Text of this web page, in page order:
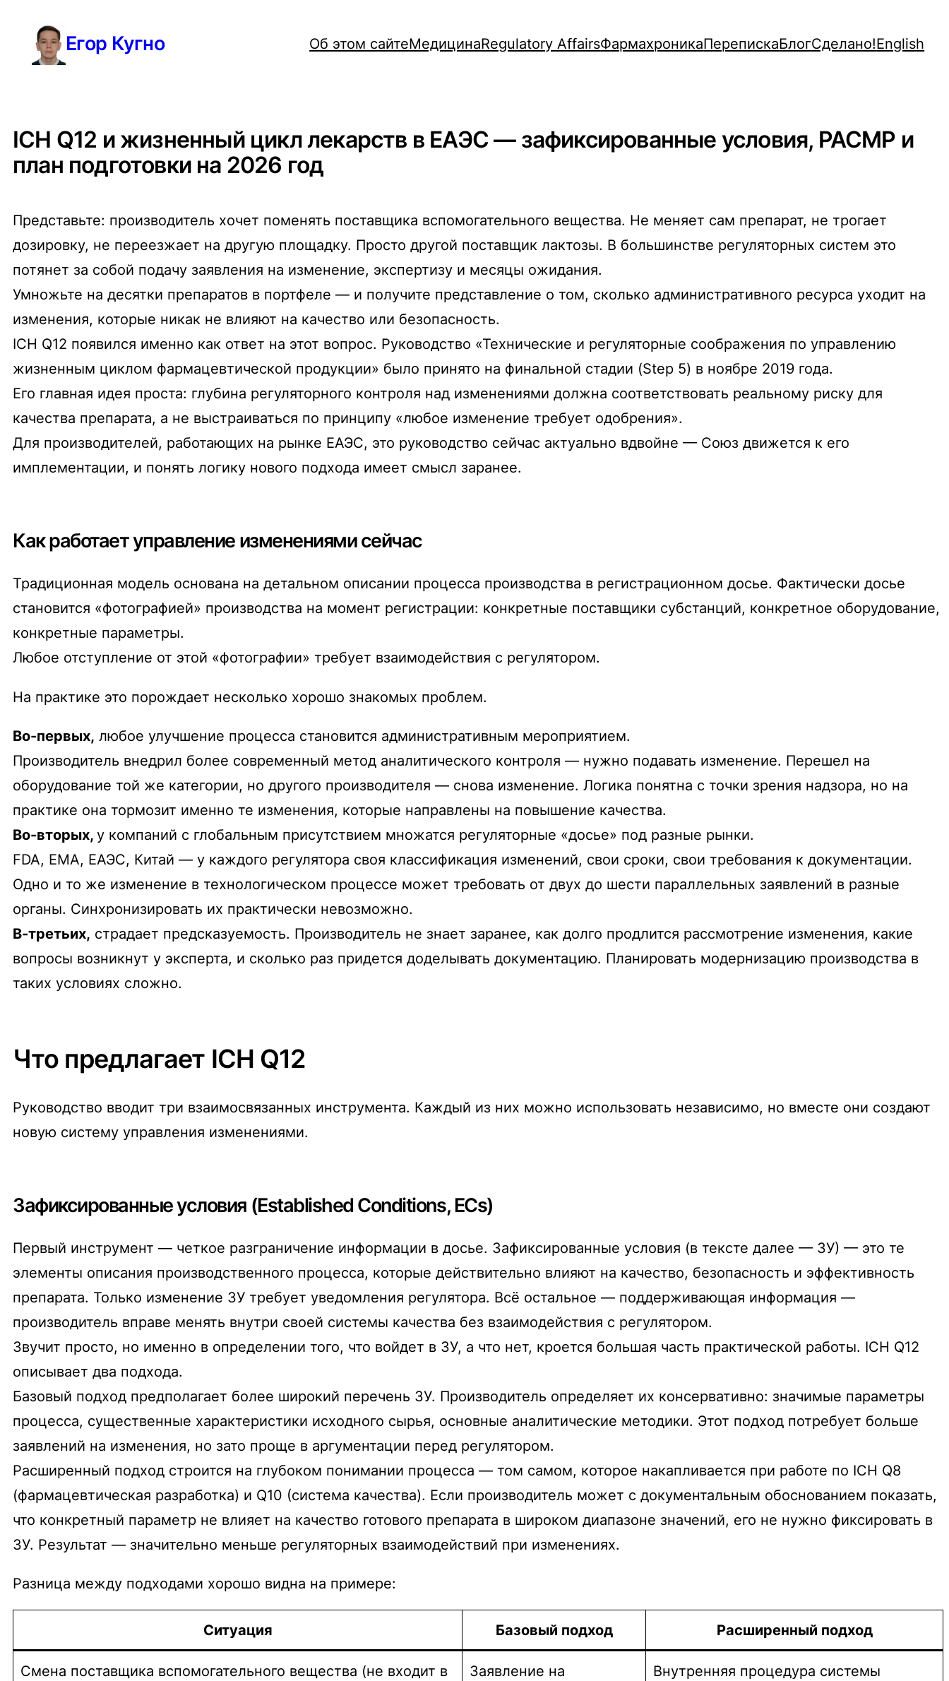
содержимому
Егор Кугно Об этом сайтеМедицинаRegulatory AffairsФармахроникаПерепискаБлогСделано!English
ICH Q12 и жизненный цикл лекарств в ЕАЭС — зафиксированные условия, PACMP и
план подготовки на 2026 год
Представьте: производитель хочет поменять поставщика вспомогательного вещества. Не меняет сам препарат, не трогает
дозировку, не переезжает на другую площадку. Просто другой поставщик лактозы. В большинстве регуляторных систем это
потянет за собой подачу заявления на изменение, экспертизу и месяцы ожидания.
Умножьте на десятки препаратов в портфеле — и получите представление о том, сколько административного ресурса уходит на
изменения, которые никак не влияют на качество или безопасность.
ICH Q12 появился именно как ответ на этот вопрос. Руководство «Технические и регуляторные соображения по управлению
жизненным циклом фармацевтической продукции» было принято на финальной стадии (Step 5) в ноябре 2019 года.
Его главная идея проста: глубина регуляторного контроля над изменениями должна соответствовать реальному риску для
качества препарата, а не выстраиваться по принципу «любое изменение требует одобрения».
Для производителей, работающих на рынке ЕАЭС, это руководство сейчас актуально вдвойне — Союз движется к его
имплементации, и понять логику нового подхода имеет смысл заранее.
Как работает управление изменениями сейчас
Традиционная модель основана на детальном описании процесса производства в регистрационном досье. Фактически досье
становится «фотографией» производства на момент регистрации: конкретные поставщики субстанций, конкретное оборудование,
конкретные параметры.
Любое отступление от этой «фотографии» требует взаимодействия с регулятором.
На практике это порождает несколько хорошо знакомых проблем.
Во-первых, любое улучшение процесса становится административным мероприятием.
Производитель внедрил более современный метод аналитического контроля — нужно подавать изменение. Перешел на
оборудование той же категории, но другого производителя — снова изменение. Логика понятна с точки зрения надзора, но на
практике она тормозит именно те изменения, которые направлены на повышение качества.
Во-вторых, у компаний с глобальным присутствием множатся регуляторные «досье» под разные рынки.
FDA, EMA, ЕАЭС, Китай — у каждого регулятора своя классификация изменений, свои сроки, свои требования к документации.
Одно и то же изменение в технологическом процессе может требовать от двух до шести параллельных заявлений в разные
органы. Синхронизировать их практически невозможно.
В-третьих, страдает предсказуемость. Производитель не знает заранее, как долго продлится рассмотрение изменения, какие
вопросы возникнут у эксперта, и сколько раз придется доделывать документацию. Планировать модернизацию производства в
таких условиях сложно.
Что предлагает ICH Q12
Руководство вводит три взаимосвязанных инструмента. Каждый из них можно использовать независимо, но вместе они создают
новую систему управления изменениями.
Зафиксированные условия (Established Conditions, ECs)
Первый инструмент — четкое разграничение информации в досье. Зафиксированные условия (в тексте далее — ЗУ) — это те
элементы описания производственного процесса, которые действительно влияют на качество, безопасность и эффективность
препарата. Только изменение ЗУ требует уведомления регулятора. Всё остальное — поддерживающая информация —
производитель вправе менять внутри своей системы качества без взаимодействия с регулятором.
Звучит просто, но именно в определении того, что войдет в ЗУ, а что нет, кроется большая часть практической работы. ICH Q12
описывает два подхода.
Базовый подход предполагает более широкий перечень ЗУ. Производитель определяет их консервативно: значимые параметры
процесса, существенные характеристики исходного сырья, основные аналитические методики. Этот подход потребует больше
заявлений на изменения, но зато проще в аргументации перед регулятором.
Расширенный подход строится на глубоком понимании процесса — том самом, которое накапливается при работе по ICH Q8
(фармацевтическая разработка) и Q10 (система качества). Если производитель может с документальным обоснованием показать,
что конкретный параметр не влияет на качество готового препарата в широком диапазоне значений, его не нужно фиксировать в
ЗУ. Результат — значительно меньше регуляторных взаимодействий при изменениях.
Разница между подходами хорошо видна на примере:
Ситуация Базовый подход Расширенный подход
Смена поставщика вспомогательного вещества (не входит в
Заявление на
Внутренняя процедура системы